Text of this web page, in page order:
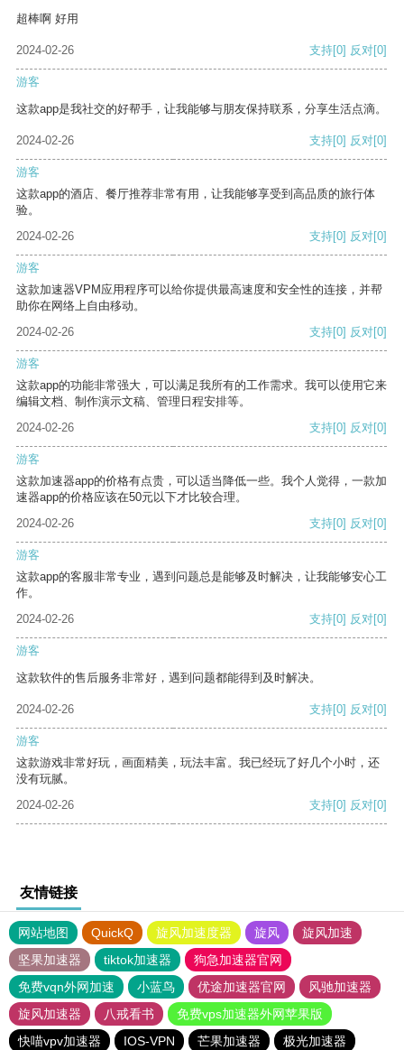
超棒啊 好用
2024-02-26 支持[0] 反对[0]
游客
这款app是我社交的好帮手，让我能够与朋友保持联系，分享生活点滴。
2024-02-26 支持[0] 反对[0]
游客
这款app的酒店、餐厅推荐非常有用，让我能够享受到高品质的旅行体
验。
2024-02-26
支持[0] 反对[0]
游客
这款加速器VPM应用程序可以给你提供最高速度和安全性的连接，并帮
助你在网络上自由移动。
2024-02-26
支持[0] 反对[0]
游客
这款app的功能非常强大，可以满足我所有的工作需求。我可以使用它来
编辑文档、制作演示文稿、管理日程安排等。
2024-02-26
支持[0] 反对[0]
游客
这款加速器app的价格有点贵，可以适当降低一些。我个人觉得，一款加
速器app的价格应该在50元以下才比较合理。
2024-02-26
支持[0] 反对[0]
游客
这款app的客服非常专业，遇到问题总是能够及时解决，让我能够安心工
作。
2024-02-26
支持[0] 反对[0]
游客
这款软件的售后服务非常好，遇到问题都能得到及时解决。
2024-02-26 支持[0] 反对[0]
游客
这款游戏非常好玩，画面精美，玩法丰富。我已经玩了好几个小时，还
没有玩腻。
2024-02-26
支持[0] 反对[0]
友情链接
网站地图 QuickQ 旋风加速度器 旋风
旋风加速
坚果加速器
tiktok加速器
狗急加速器官网
免费vqn外网加速
小蓝鸟 优途加速器官网
风驰加速器
旋风加速器
八戒看书
免费vps加速器外网苹果版
快喵vpv加速器
IOS-VPN 芒果加速器 极光加速器